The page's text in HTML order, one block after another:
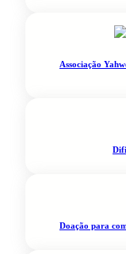
Associação
Doação para